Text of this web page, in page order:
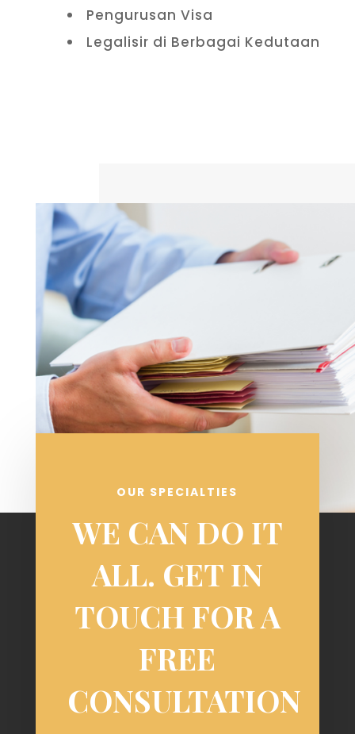
Pengurusan Visa
Legalisir di Berbagai Kedutaan
OUR SPECIALTIES
WE CAN DO IT
ALL. GET IN
TOUCH FOR A
FREE
CONSULTATION